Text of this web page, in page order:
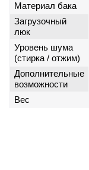
Материал бака
Загрузочный
люк
Уровень шума
(стирка / отжим)
Дополнительные
возможности
Вес